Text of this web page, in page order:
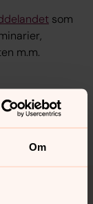
Om
som
m.m.